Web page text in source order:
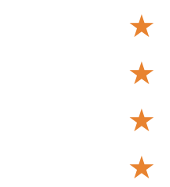
★
★
★
★